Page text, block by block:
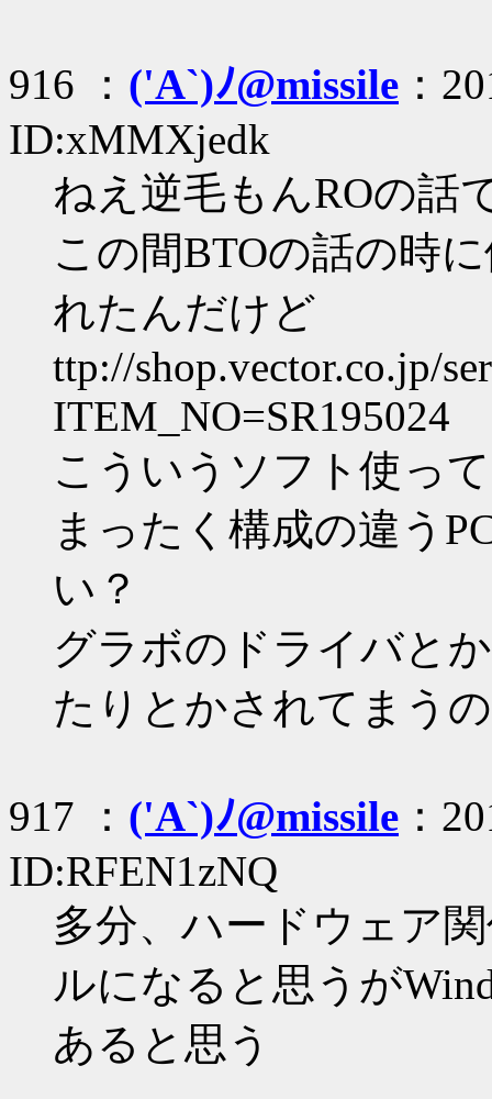
916 ： ('A`)ﾉ@missile ：
ID:xMMXjedk
ねえ逆毛もんROの話
この間BTOの話の時
れたんだけど
ttp://shop.vector.co.jp/
ITEM_NO=SR195024
こういうソフト使っ
まったく構成の違う
い？
グラボのドライバと
たりとかされてまう
917 ： ('A`)ﾉ@missile ：
ID:RFEN1zNQ
多分、ハードウェア
ルになると思うが
あると思う